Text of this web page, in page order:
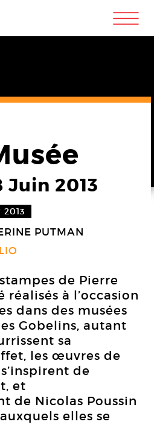
m
Juin 2013
PUTMAN
de Pierre
à l’occasion
dans des musées
Gobelins, autant
sa
les œuvres de
de
et
de Nicolas Poussin
elles se